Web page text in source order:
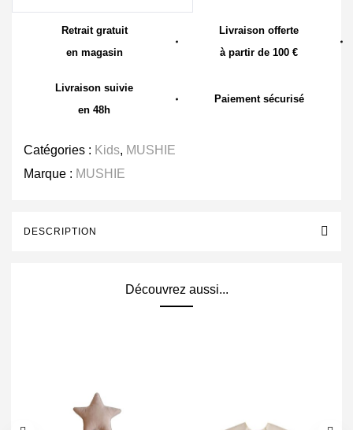
Retrait gratuit
en magasin
Livraison offerte
à partir de 100 €
Livraison suivie
en 48h
Paiement sécurisé
Catégories : Kids, MUSHIE
Marque : MUSHIE
DESCRIPTION
Découvrez aussi...